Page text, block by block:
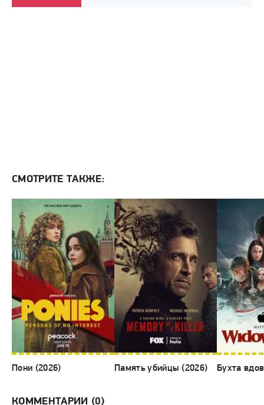
СМОТРИТЕ ТАКЖЕ:
Пони (2026) Память убийцы (2026) Бухта
КОММЕНТАРИИ (0)